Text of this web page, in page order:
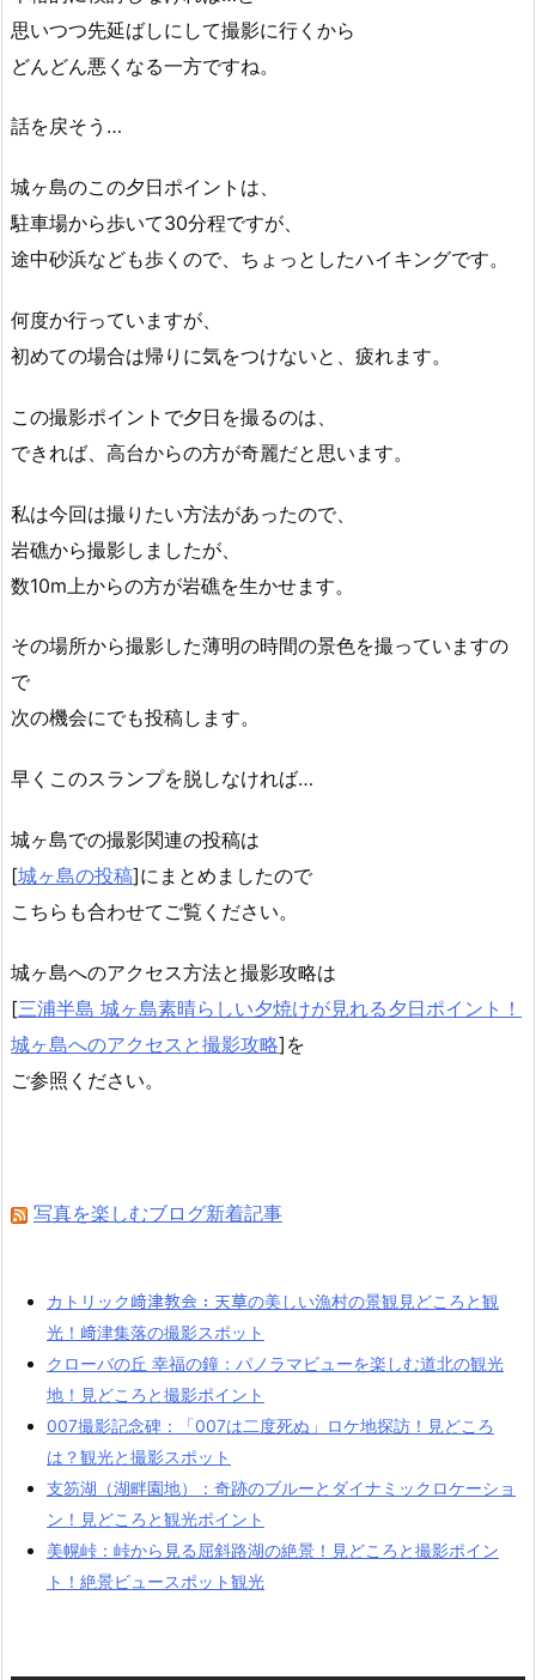
思いつつ先延ばしにして撮影に行くから
どんどん悪くなる一方ですね。
話を戻そう…
城ヶ島のこの夕日ポイントは、
駐車場から歩いて30分程ですが、
途中砂浜なども歩くので、ちょっとしたハイキングです。
何度か行っていますが、
初めての場合は帰りに気をつけないと、疲れます。
この撮影ポイントで夕日を撮るのは、
できれば、高台からの方が奇麗だと思います。
私は今回は撮りたい方法があったので、
岩礁から撮影しましたが、
数10m上からの方が岩礁を生かせます。
その場所から撮影した薄明の時間の景色を撮っていますの
で
次の機会にでも投稿します。
早くこのスランプを脱しなければ…
城ヶ島での撮影関連の投稿は
[城ヶ島の投稿]にまとめましたので
こちらも合わせてご覧ください。
城ヶ島へのアクセス方法と撮影攻略は
[三浦半島 城ヶ島素晴らしい夕焼けが見れる夕日ポイント！
城ヶ島へのアクセスと撮影攻略]を
ご参照ください。
写真を楽しむブログ新着記事
カトリック﨑津教会：天草の美しい漁村の景観見どころと観
光！﨑津集落の撮影スポット
クローバの丘 幸福の鐘：パノラマビューを楽しむ道北の観光
地！見どころと撮影ポイント
007撮影記念碑：「007は二度死ぬ」ロケ地探訪！見どころ
は？観光と撮影スポット
支笏湖（湖畔園地）：奇跡のブルーとダイナミックロケーショ
ン！見どころと観光ポイント
美幌峠：峠から見る屈斜路湖の絶景！見どころと撮影ポイン
ト！絶景ビュースポット観光